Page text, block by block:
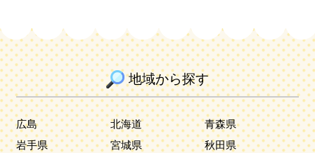
地域から探す
広島 北海道
青森県
岩手県
宮城県
秋田県